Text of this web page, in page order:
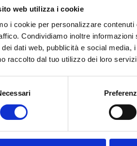
web utilizza i cookie
i cookie per personalizzare
Condividiamo inoltre
dei dati web, pubblicità e social media,
raccolto dal tuo utilizzo dei loro
Organizzazione
SWIFT
Ha pubblicato con noi
SPIN 2005. ATTI DEL